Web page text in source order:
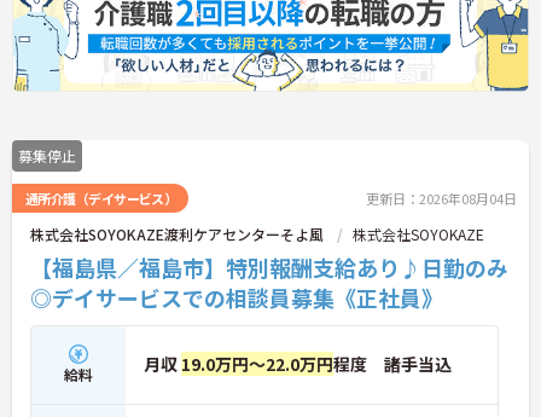
募集停止
通所介護（デイサービス） 更新日：2026年08月04日
株式会社SOYOKAZE渡利ケアセンターそよ風 株式会社SOYOKAZE
【福島県／福島市】特別報酬支給あり♪日勤のみ
◎デイサービスでの相談員募集《正社員》
給料 月収 19.0万円～22.0万円程度 諸手当込